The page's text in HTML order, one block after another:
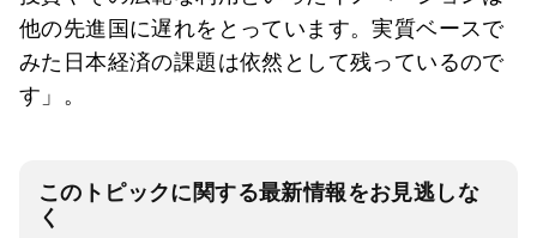
他の先進国に遅れをとっています。実質ベースで
みた日本経済の課題は依然として残っているので
す」。
このトピックに関する最新情報をお見逃しな
く